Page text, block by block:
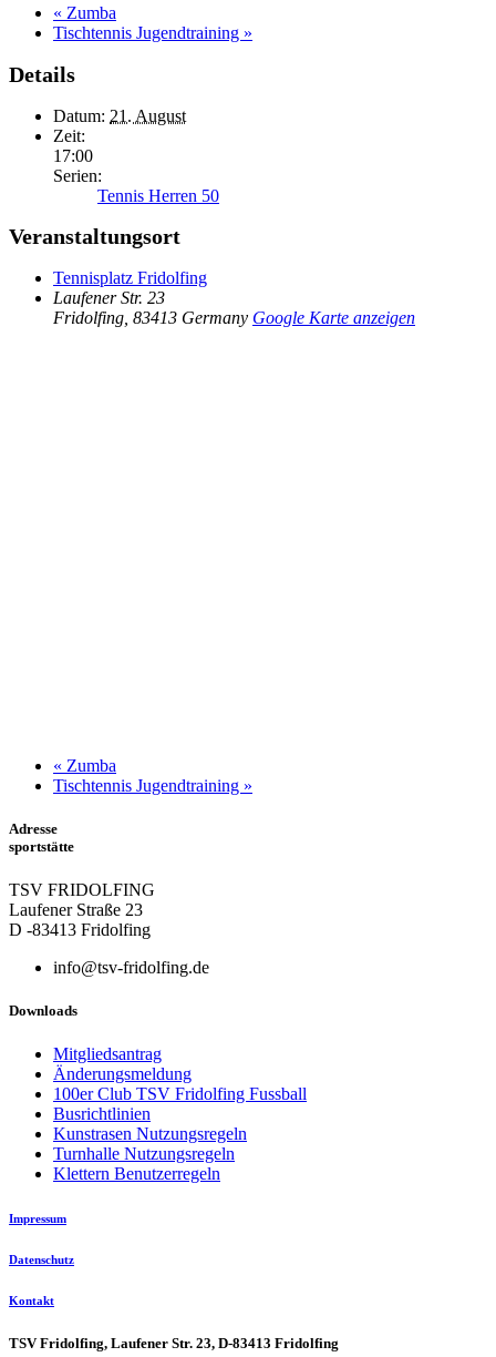
« Zumba
Tischtennis Jugendtraining »
Details
Datum: 21. August
Zeit:
17:00
Serien:
Tennis Herren 50
Veranstaltungsort
Tennisplatz Fridolfing
Laufener Str. 23
Fridolfing 83413 Germany Google Karte anzeigen
« Zumba
Tischtennis Jugendtraining »
Adresse
sportstätte
TSV FRIDOLFING
Laufener Straße 23
D -83413 Fridolfing
info@tsv-fridolfing.de
Downloads
Mitgliedsantrag
Änderungsmeldung
100er Club TSV Fridolfing Fussball
Busrichtlinien
Kunstrasen Nutzungsregeln
Turnhalle Nutzungsregeln
Klettern Benutzerregeln
Impressum
Datenschutz
Kontakt
TSV Fridolfing, Laufener Str. 23, D-83413 Fridolfing